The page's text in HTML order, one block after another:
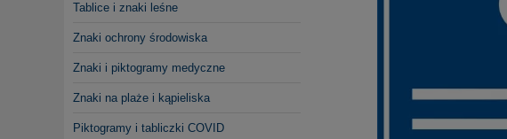
Tablice i znaki leśne
Znaki ochrony środowiska
Znaki i piktogramy medyczne
Znaki na plaże i kąpieliska
Piktogramy i tabliczki COVID